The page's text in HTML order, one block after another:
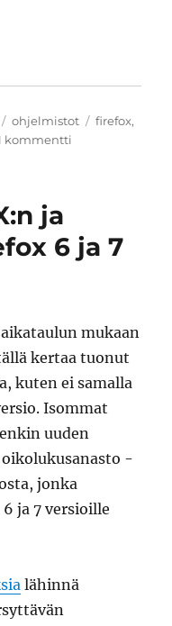
Kategoriat
ohjelmistot Avainsanat
firefox,
kommentti
Mac
OS
nyt
PowerPC:lle
ja
6 ja 7
mukaan
kertaa tuonut
kuten ei samalla
Isommat
uuden
-
jonka
ja 7 versioille
lähinnä